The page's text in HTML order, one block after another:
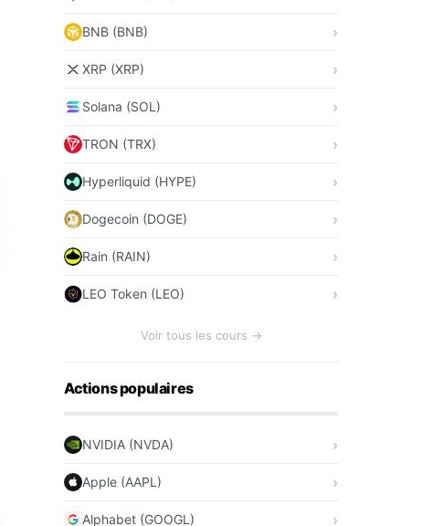
BNB (BNB)
XRP (XRP)
Solana (SOL)
TRON (TRX)
Hyperliquid (HYPE)
Dogecoin (DOGE)
Rain (RAIN)
LEO Token (LEO)
Voir tous les cours →
Actions populaires
NVIDIA (NVDA)
Apple (AAPL)
Alphabet (GOOGL)